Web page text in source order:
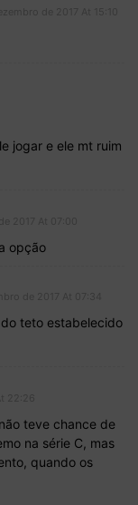
jogar e ele mt ruim
opção
teto estabelecido
teve chance de
na série C, mas
quando os